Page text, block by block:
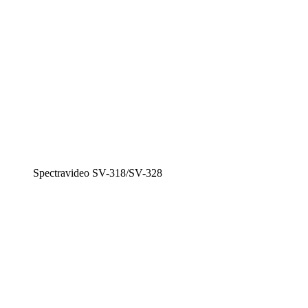
Spectravideo SV-318/SV-328